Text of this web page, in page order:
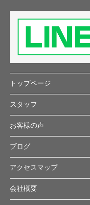
トップページ
スタッフ
お客様の声
ブログ
アクセスマップ
会社概要